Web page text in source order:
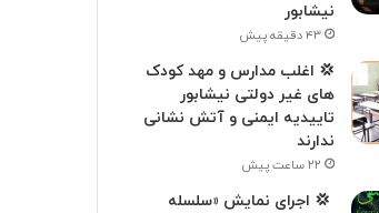
نیشابور
۴۳ دقیقه پیش
💢 اغلب مدارس و مهد کودک
های غیر دولتی نیشابور
تاییدیه ایمنی و آتش نشانی
ندارند
۲۲ ساعت پیش
‍ 💢 اجرای نمایش «سلسله